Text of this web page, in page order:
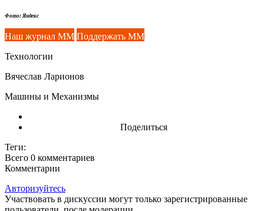
Фото: Яндекс
Наш журнал ММ Поддержать ММ
Технологии
Вячеслав Ларионов
Машины и Механизмы
Поделиться
Теги:
Всего 0 комментариев
Комментарии
Авторизуйтесь
Участвовать в дискуссии могут только зарегистрированные